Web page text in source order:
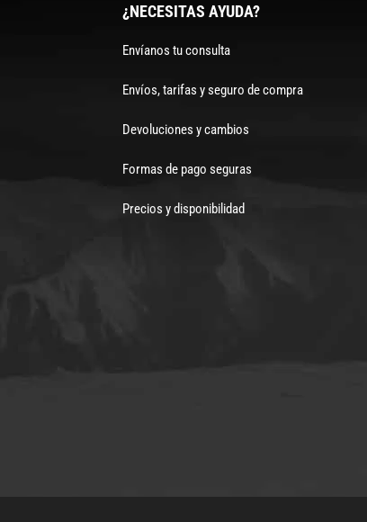
¿NECESITAS AYUDA?
Envíanos tu consulta
Envíos, tarifas y seguro de compra
Devoluciones y cambios
Formas de pago seguras
Precios y disponibilidad